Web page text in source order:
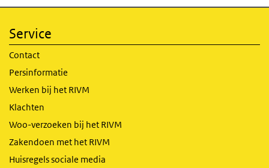
Service
Contact
Persinformatie
Werken bij het RIVM
Klachten
Woo-verzoeken bij het RIVM
Zakendoen met het RIVM
Huisregels sociale media